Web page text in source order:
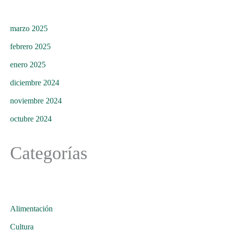
marzo 2025
febrero 2025
enero 2025
diciembre 2024
noviembre 2024
octubre 2024
Categorías
Alimentación
Cultura